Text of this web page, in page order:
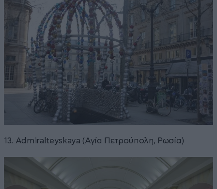
13. Admiralteyskaya (Αγία Πετρούπολη, Ρωσία)